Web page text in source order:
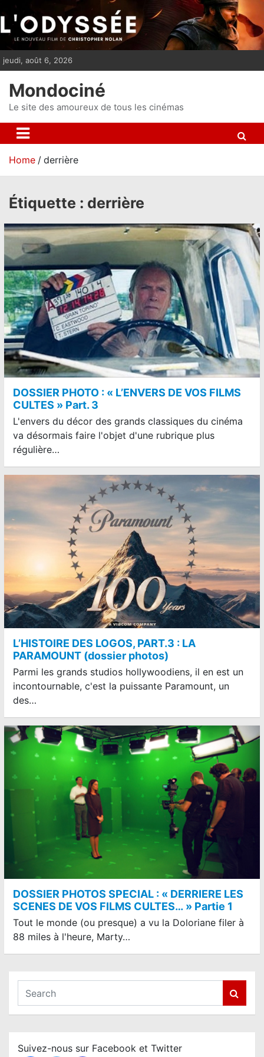
i
p
t
n
t
jeudi, août 6, 2026
Mondociné
Le site des amoureux de tous les cinémas
Home derrière
Étiquette : derrière
DOSSIER PHOTO : « L’ENVERS DE VOS FILMS
CULTES » Part. 3
L'envers du décor des grands classiques du cinéma
va désormais faire l'objet d'une rubrique plus
régulière…
L’HISTOIRE DES LOGOS, PART.3 : LA
PARAMOUNT (dossier photos)
Parmi les grands studios hollywoodiens, il en est un
incontournable, c'est la puissante Paramount, un
des…
DOSSIER PHOTOS SPECIAL : « DERRIERE LES
SCENES DE VOS FILMS CULTES… » Partie 1
Tout le monde (ou presque) a vu la Doloriane filer à
88 miles à l'heure, Marty…
a
c
Suivez-nous sur Facebook et Twitter